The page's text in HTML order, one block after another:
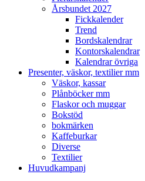
Årsbundet 2027
Fickkalender
Trend
Bordskalendrar
Kontorskalendrar
Kalendrar övriga
Presenter, väskor, textilier mm
Väskor, kassar
Plånböcker mm
Flaskor och muggar
Bokstöd
bokmärken
Kaffeburkar
Diverse
Textilier
Huvudkampanj